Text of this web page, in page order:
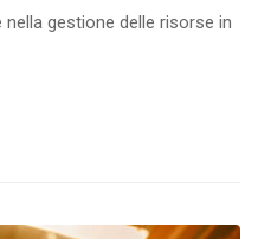
gestione delle risorse in